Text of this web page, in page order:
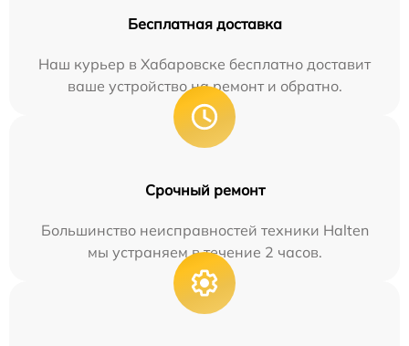
Бесплатная доставка
Наш курьер в Хабаровске бесплатно доставит
ваше устройство на ремонт и обратно.
Срочный ремонт
Большинство неисправностей техники Halten
мы устраняем в течение 2 часов.